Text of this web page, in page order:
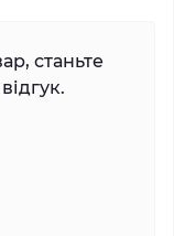
станьте